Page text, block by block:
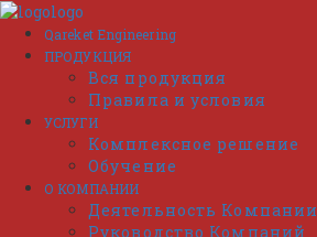
Перейти
содержимому
Qareket Engineering
ПРОДУКЦИЯ
Вся продукция
Правила и условия
УСЛУГИ
Комплексное решение
Обучение
О КОМПАНИИ
Деятельность Компании
Руководство Компаний